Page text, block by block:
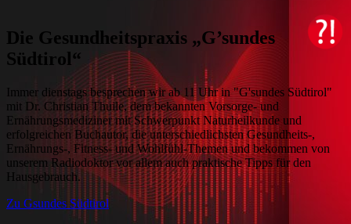
Die Gesundheitspraxis „G’sundes
Südtirol“
Immer dienstags besprechen wir ab 11 Uhr in "G'sundes Südtirol"
mit Dr. Christian Thuile, dem bekannten Vorsorge- und
Ernährungsmediziner mit Schwerpunkt Naturheilkunde und
erfolgreichen Buchautor, die unterschiedlichsten Gesundheits-,
Ernährungs-, Fitness- und Wohlfühl-Themen und bekommen von
unserem Radiodoktor vor allem auch praktische Tipps für den
Hausgebrauch.
Zu Gsundes Südtirol